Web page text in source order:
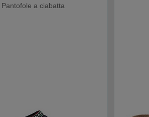
Pantofole a ciabatta